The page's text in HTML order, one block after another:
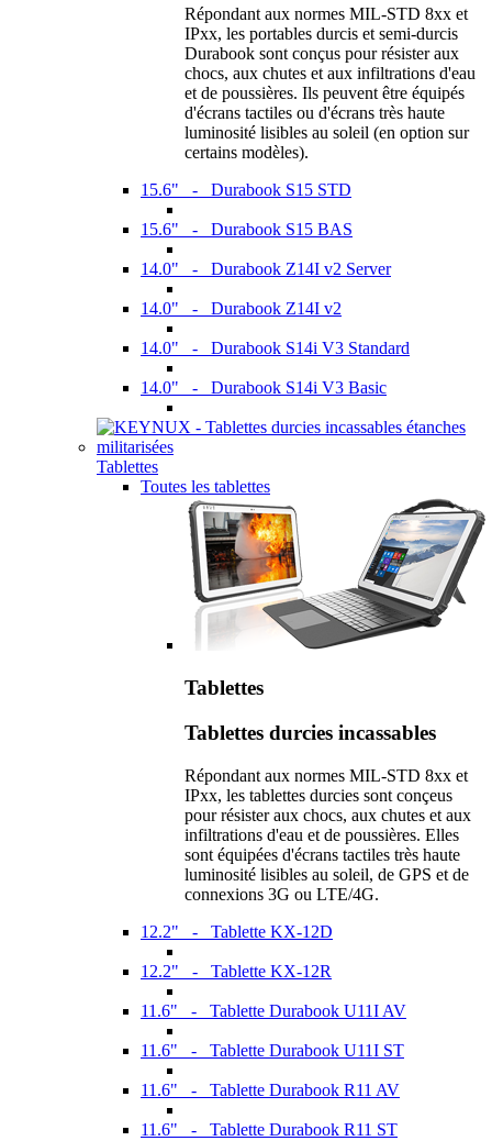
Répondant aux normes MIL-STD 8xx et
IPxx, les portables durcis et semi-durcis
Durabook sont conçus pour résister aux
chocs, aux chutes et aux infiltrations d'eau
et de poussières. Ils peuvent être équipés
d'écrans tactiles ou d'écrans très haute
luminosité lisibles au soleil (en option sur
certains modèles).
15.6" - Durabook S15 STD
15.6" - Durabook S15 BAS
14.0" - Durabook Z14I v2 Server
14.0" - Durabook Z14I v2
14.0" - Durabook S14i V3 Standard
14.0" - Durabook S14i V3 Basic
Tablettes
Toutes les tablettes
Tablettes
Tablettes durcies incassables
Répondant aux normes MIL-STD 8xx et
IPxx, les tablettes durcies sont conçeus
pour résister aux chocs, aux chutes et aux
infiltrations d'eau et de poussières. Elles
sont équipées d'écrans tactiles très haute
luminosité lisibles au soleil, de GPS et de
connexions 3G ou LTE/4G.
12.2" - Tablette KX-12D
12.2" - Tablette KX-12R
11.6" - Tablette Durabook U11I AV
11.6" - Tablette Durabook U11I ST
11.6" - Tablette Durabook R11 AV
11.6" - Tablette Durabook R11 ST